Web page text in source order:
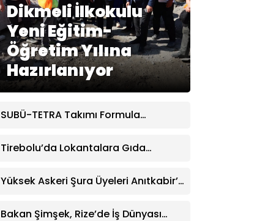
Gündem
Ekonomi
Politika
Dünya
Spor
Teknoloji
Dikmeli İlkokulu
Yeni Eğitim-
Öğretim Yılına
Hazırlanıyor
SUBÜ-TETRA Takımı Formula
Tirebolu’da Lokantalara Gıda
Yüksek Askeri Şura Üyeleri Anıtkabir’i
Bakan Şimşek, Rize’de İş Dünyası